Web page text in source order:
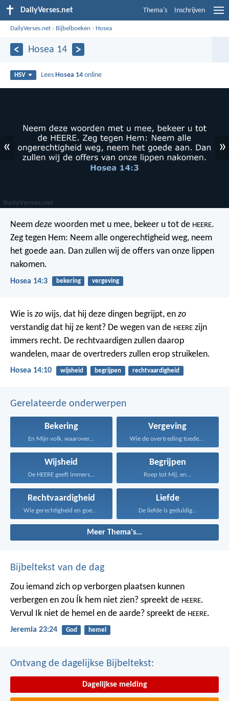
DailyVerses.net Thema's Inschrijven
DailyVerses.net › Bijbelboeken › Hosea
Hosea 14
HSV Lees Hosea 14 online
« »
Neem deze woorden met u mee, bekeer u tot de HEERE.
Zeg tegen Hem: Neem alle ongerechtigheid weg, neem
het goede aan. Dan zullen wij de offers van onze lippen
nakomen.
Hosea 14:3 bekering vergeving
Wie is zo wijs, dat hij deze dingen begrijpt, en zo
verstandig dat hij ze kent? De wegen van de HEERE zijn
immers recht. De rechtvaardigen zullen daarop
wandelen, maar de overtreders zullen erop struikelen.
Hosea 14:10 wijsheid begrijpen rechtvaardigheid
Gerelateerde onderwerpen
Bekering
En Mijn volk, waarover...
Vergeving
Wie de overtreding toedekt...
Wijsheid
De HEERE geeft immers...
Begrijpen
Roep tot Mij, en...
Rechtvaardigheid
Wie gerechtigheid en goedertierenheid...
Liefde
De liefde is geduldig...
Meer Thema's...
Bijbeltekst van de dag
Zou iemand zich op verborgen plaatsen kunnen
verbergen en zou Ík hem niet zien? spreekt de HEERE.
Vervul Ik niet de hemel en de aarde? spreekt de HEERE.
Jeremia 23:24 God hemel
Ontvang de dagelijkse Bijbeltekst:
Dagelijkse melding